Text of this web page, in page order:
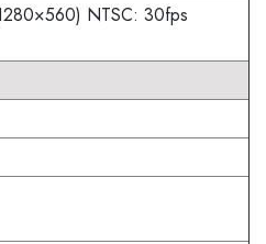
NTSC: 30fps